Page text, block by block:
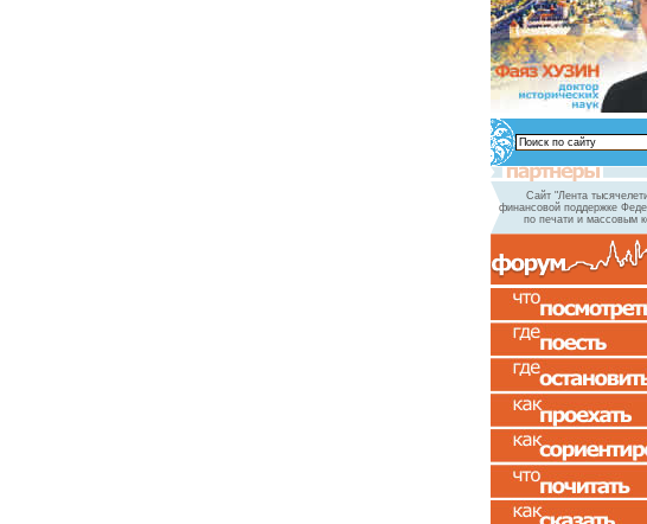
Сайт "Лента
финансовой поддержке
по печати и массовым